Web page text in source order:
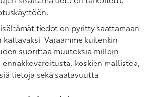
tiedot on pyritty saattamaan
Varaamme kuitenkin
suorittaa muutoksia milloin
koskien mallistoa,
tietoja sekä saatavuutta